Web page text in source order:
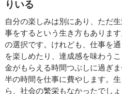
りいる
自分の楽しみは別にあり、ただ
事をするという生き方もありま
の選択です。けれども、仕事を
を楽しめたり、達成感を味わう
金がもらえる時間つぶしに過ぎ
半の時間を仕事に費やします。
ら、社会の繁栄もなかったでし